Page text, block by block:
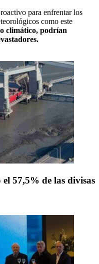
para enfrentar los
como este
climático, podrían
57,5% de las divisas